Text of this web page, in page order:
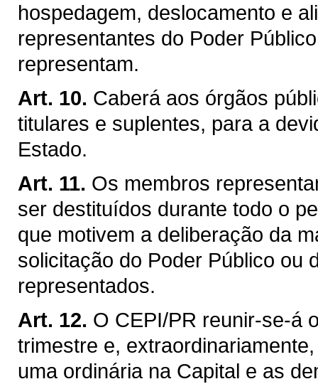
hospedagem, deslocamento e
representantes do Poder
representam.
Art. 10. Caberá aos órgãos
titulares e suplentes, para a
Estado.
Art. 11. Os membros
ser destituídos durante todo o
que motivem a deliberação da
solicitação do Poder Público ou
representados.
Art. 12. O CEPI/PR reunir-se-á
trimestre e,
uma ordinária na Capital e as